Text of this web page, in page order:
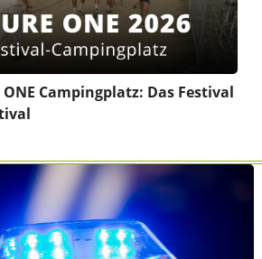
ONE Campingplatz: Das Festival